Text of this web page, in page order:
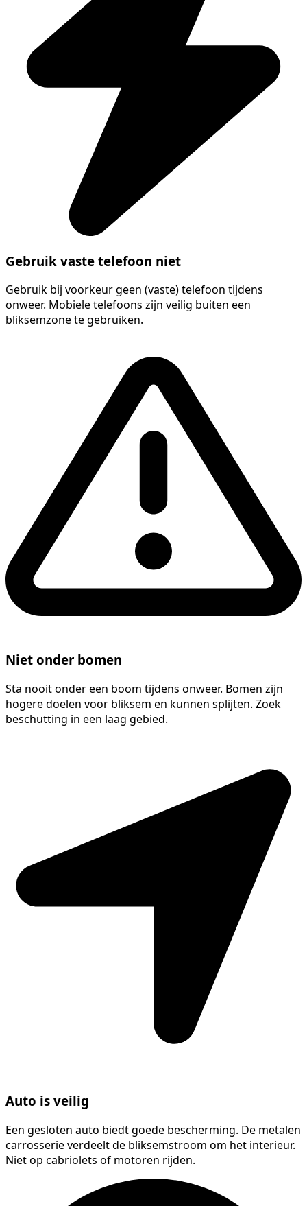
Gebruik vaste telefoon niet
Gebruik bij voorkeur geen (vaste) telefoon tijdens
onweer. Mobiele telefoons zijn veilig buiten een
bliksemzone te gebruiken.
Niet onder bomen
Sta nooit onder een boom tijdens onweer. Bomen zijn
hogere doelen voor bliksem en kunnen splijten. Zoek
beschutting in een laag gebied.
Auto is veilig
Een gesloten auto biedt goede bescherming. De metalen
carrosserie verdeelt de bliksemstroom om het interieur.
Niet op cabriolets of motoren rijden.